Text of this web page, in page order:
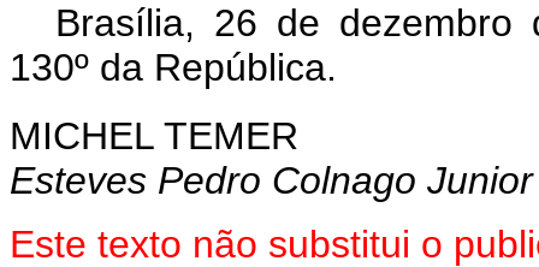
Brasília, 26 de dezembro
130º da República.
MICHEL TEMER
Esteves Pedro Colnago Junior
Este texto não substitui o